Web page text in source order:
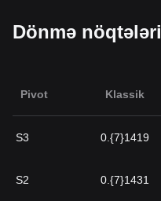
Dönmə nöqtələri
Pivot Klassik
S3 0.{7}1419
S2 0.{7}1431